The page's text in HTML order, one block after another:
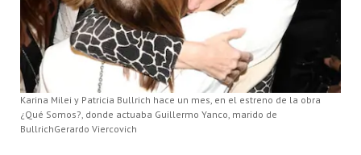
Karina Milei y Patricia Bullrich hace un mes, en el estreno de la obra
¿Qué Somos?, donde actuaba Guillermo Yanco, marido de
BullrichGerardo Viercovich